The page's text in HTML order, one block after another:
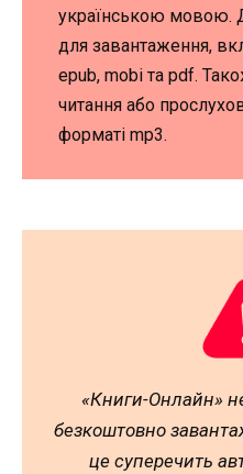
українською мовою.
для завантаження,
epub, mobi та pdf.
читання або
форматі mp3.
«Книги-Онлайн»
безкоштовно
це суперечить